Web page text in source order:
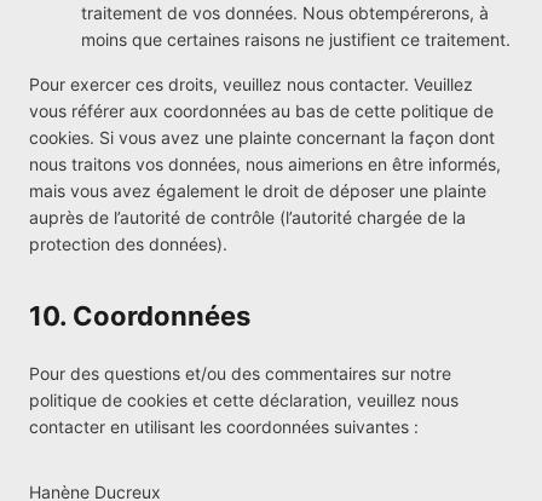
traitement de vos données. Nous obtempérerons, à
moins que certaines raisons ne justifient ce traitement.
Pour exercer ces droits, veuillez nous contacter. Veuillez
vous référer aux coordonnées au bas de cette politique de
cookies. Si vous avez une plainte concernant la façon dont
nous traitons vos données, nous aimerions en être informés,
mais vous avez également le droit de déposer une plainte
auprès de l’autorité de contrôle (l’autorité chargée de la
protection des données).
10. Coordonnées
Pour des questions et/ou des commentaires sur notre
politique de cookies et cette déclaration, veuillez nous
contacter en utilisant les coordonnées suivantes :
Hanène Ducreux